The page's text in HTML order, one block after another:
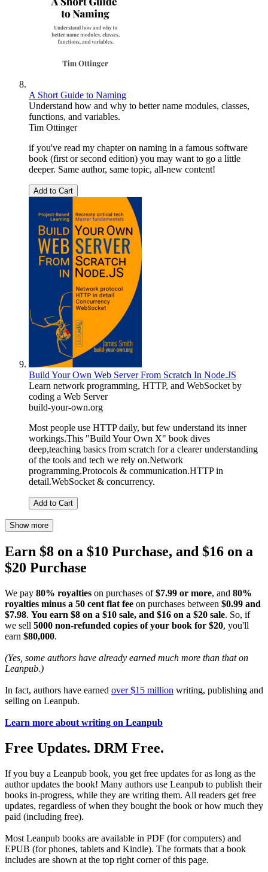
A Short Guide to Naming
Understand how and why to better name modules, classes,
functions, and variables.
Tim Ottinger
if you've read my chapter on naming in a famous software
book (first or second edition) you may want to go a little
deeper. Same author, same topic, all-new content!
Add to Cart
Build Your Own Web Server From Scratch In Node.JS
Learn network programming, HTTP, and WebSocket by
coding a Web Server
build-your-own.org
Most people use HTTP daily, but few understand its inner
workings.This "Build Your Own X" book dives
deep,teaching basics from scratch for a clearer understanding
of the tools and tech we rely on.Network
programming.Protocols & communication.HTTP in
detail.WebSocket & concurrency.
Add to Cart
Show more
Earn $8 on a $10 Purchase, and $16 on a
$20 Purchase
We pay 80% royalties on purchases of$7.99 or more, and 80%
royalties minus a 50 cent flat fee on purchases between $0.99 and
$7.98. You earn $8 on a $10 sale, and $16 on a $20 sale. So, if
we sell 5000 non-refunded copies of your book for $20, you'll
earn $80,000.
(Yes, some authors have already earned much more than that on
Leanpub.)
In fact, authors have earned over $15 million writing, publishing and
selling on Leanpub.
Learn more about writing on Leanpub
Free Updates. DRM Free.
If you buy a Leanpub book, you get free updates for as long as the
author updates the book! Many authors use Leanpub to publish their
books in-progress, while they are writing them. All readers get free
updates, regardless of when they bought the book or how much they
paid (including free).
Most Leanpub books are available in PDF (for computers) and
EPUB (for phones, tablets and Kindle). The formats that a book
includes are shown at the top right corner of this page.